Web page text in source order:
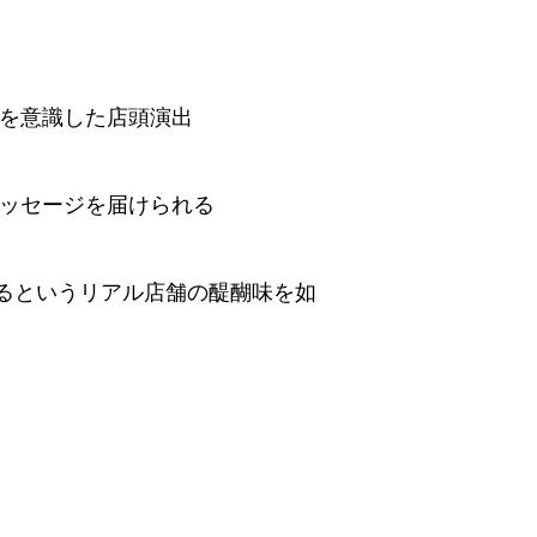
意識した店頭演出
セージを届けられる
というリアル店舗の醍醐味を如